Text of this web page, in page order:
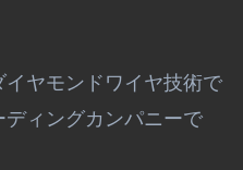
ヤモンドワイヤ技術で
ィングカンパニーで